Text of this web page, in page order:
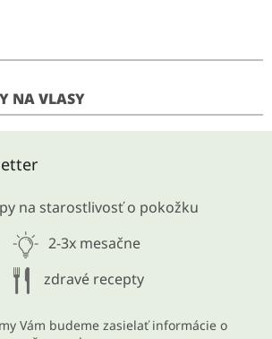
NA VLASY
na starostlivosť o pokožku
2-3x mesačne
zdravé recepty
Vám budeme zasielať informácie o